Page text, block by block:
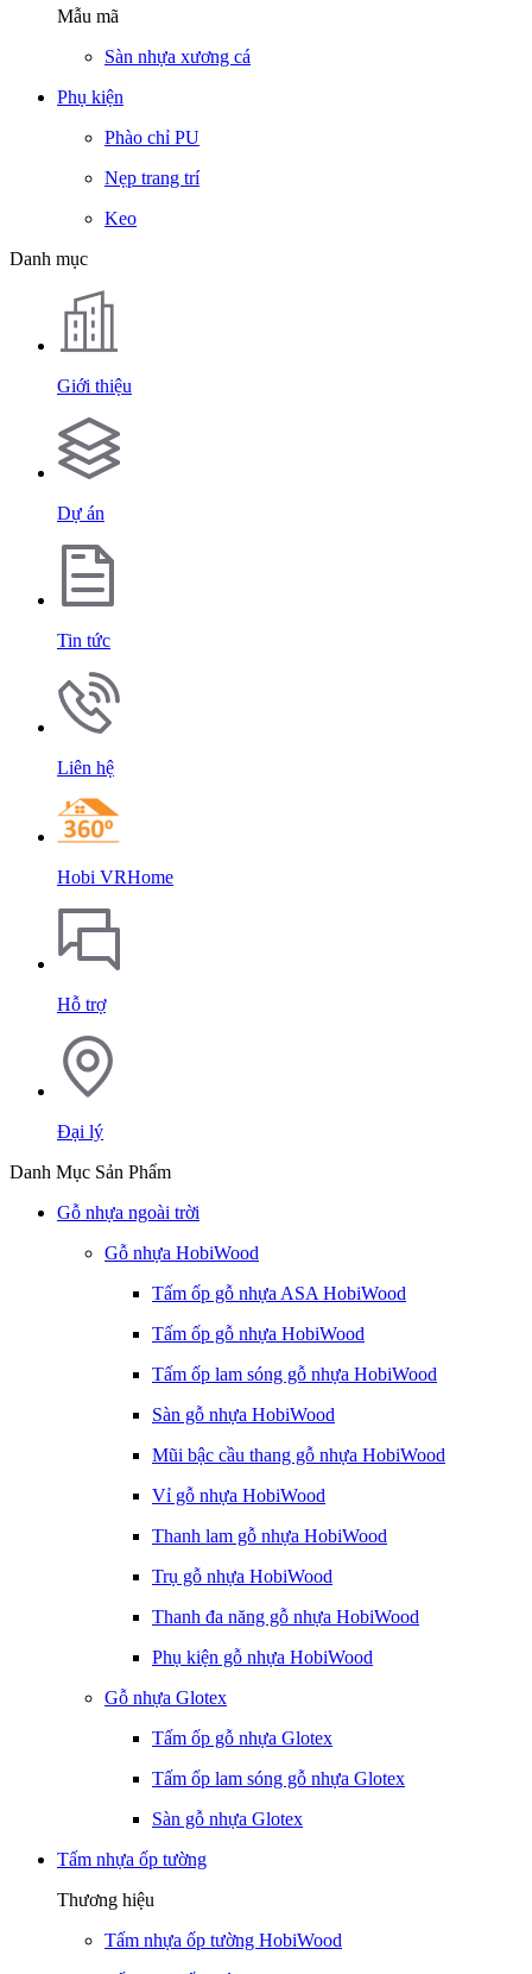
Mẫu mã
Sàn nhựa xương cá
Phụ kiện
Phào chỉ PU
Nẹp trang trí
Keo
Danh mục
Giới thiệu
Dự án
Tin tức
Liên hệ
Hobi VRHome
Hỗ trợ
Đại lý
Danh Mục Sản Phẩm
Gỗ nhựa ngoài trời
Gỗ nhựa HobiWood
Tấm ốp gỗ nhựa ASA HobiWood
Tấm ốp gỗ nhựa HobiWood
Tấm ốp lam sóng gỗ nhựa HobiWood
Sàn gỗ nhựa HobiWood
Mũi bậc cầu thang gỗ nhựa HobiWood
Vỉ gỗ nhựa HobiWood
Thanh lam gỗ nhựa HobiWood
Trụ gỗ nhựa HobiWood
Thanh đa năng gỗ nhựa HobiWood
Phụ kiện gỗ nhựa HobiWood
Gỗ nhựa Glotex
Tấm ốp gỗ nhựa Glotex
Tấm ốp lam sóng gỗ nhựa Glotex
Sàn gỗ nhựa Glotex
Tấm nhựa ốp tường
Thương hiệu
Tấm nhựa ốp tường HobiWood